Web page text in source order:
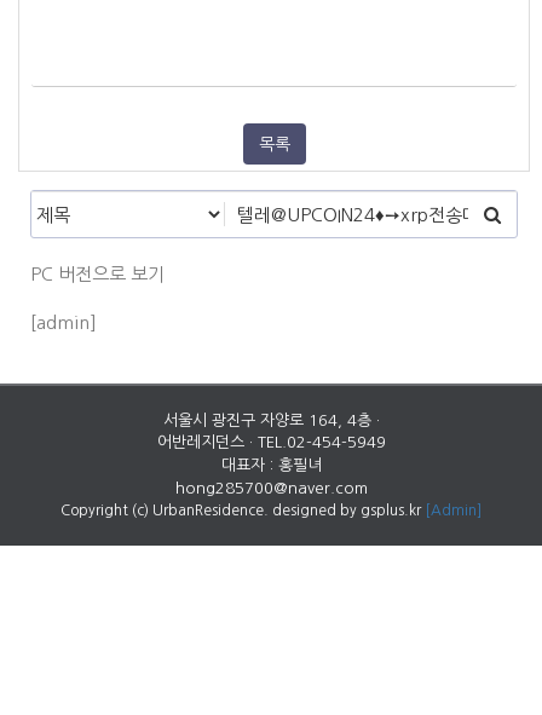
목록
PC 버전으로 보기
[admin]
서울시 광진구 자양로 164, 4층 ·
어반레지던스 · TEL.02-454-5949
대표자 : 홍필녀
hong285700@naver.com
Copyright (c) UrbanResidence. designed by gsplus.kr [Admin]